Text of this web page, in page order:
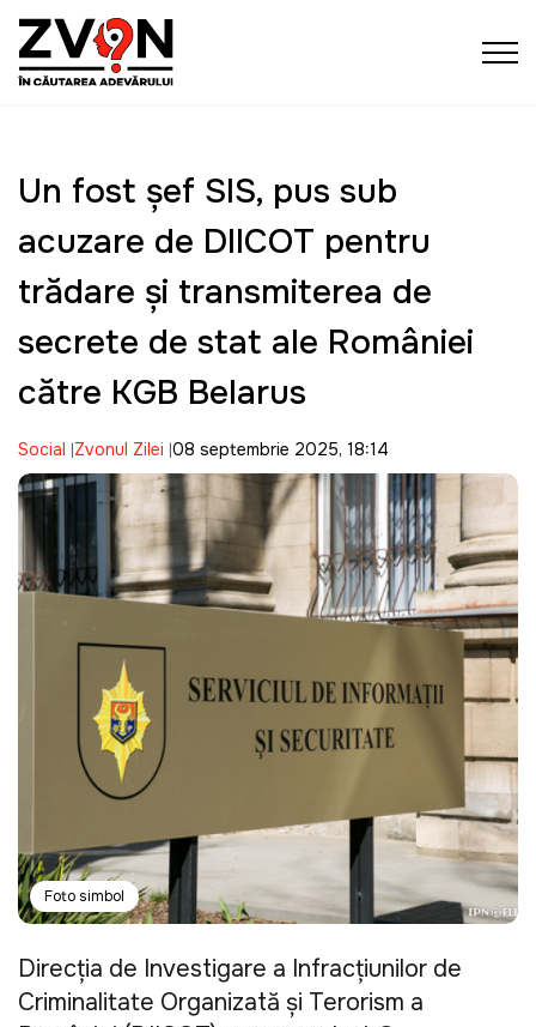
Un fost șef SIS, pus sub
acuzare de DIICOT pentru
trădare și transmiterea de
secrete de stat ale României
către KGB Belarus
Social Zvonul Zilei 08 septembrie 2025, 18:14
Foto simbol
Direcția de Investigare a Infracțiunilor de
Criminalitate Organizată și Terorism a